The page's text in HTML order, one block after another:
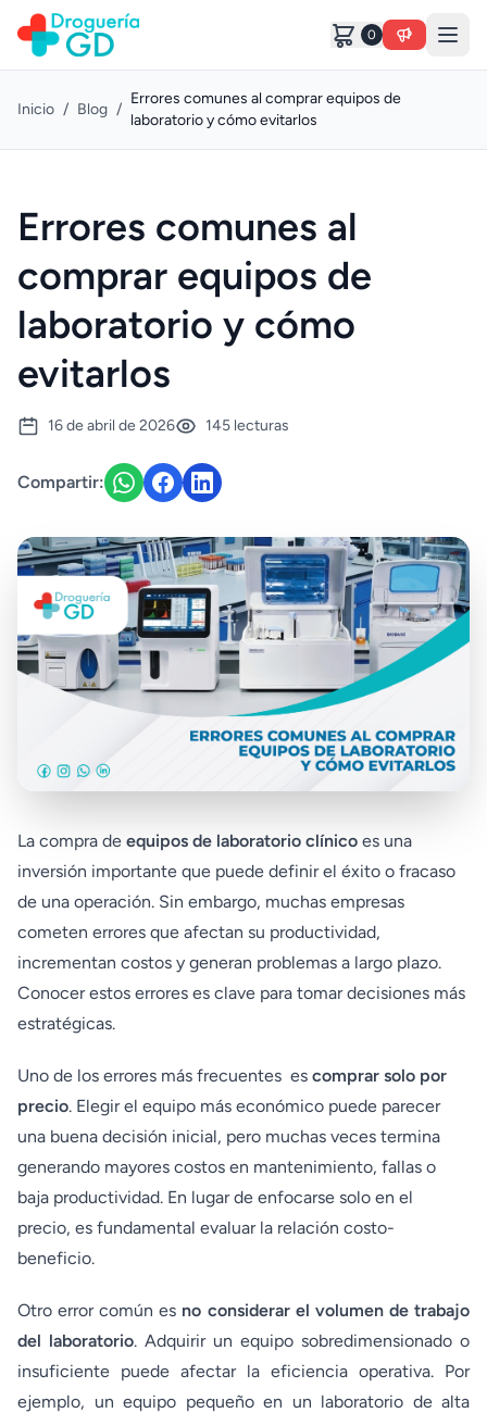
0
Inicio / Blog /
Errores comunes al comprar equipos de
laboratorio y cómo evitarlos
Errores comunes al
comprar equipos de
laboratorio y cómo
evitarlos
16 de abril de 2026 145 lecturas
Compartir:
La compra de equipos de laboratorio clínico es una
inversión importante que puede definir el éxito o fracaso
de una operación. Sin embargo, muchas empresas
cometen errores que afectan su productividad,
incrementan costos y generan problemas a largo plazo.
Conocer estos errores es clave para tomar decisiones más
estratégicas.
Uno de los errores más frecuentes es comprar solo por
precio. Elegir el equipo más económico puede parecer
una buena decisión inicial, pero muchas veces termina
generando mayores costos en mantenimiento, fallas o
baja productividad. En lugar de enfocarse solo en el
precio, es fundamental evaluar la relación costo-
beneficio.
Otro error común es no considerar el volumen de trabajo
del laboratorio. Adquirir un equipo sobredimensionado o
insuficiente puede afectar la eficiencia operativa. Por
ejemplo, un equipo pequeño en un laboratorio de alta